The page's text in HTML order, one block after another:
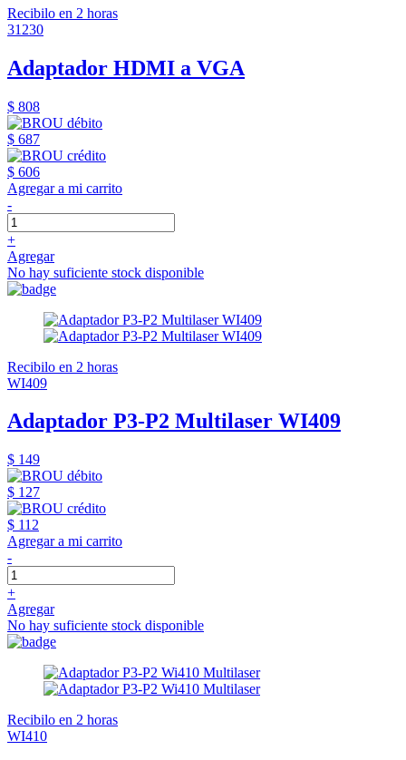
Recibilo en 2 horas
31230
Adaptador HDMI a VGA
$ 808
$ 687
$ 606
Agregar a mi carrito
-
+
Agregar
No hay suficiente stock disponible
Recibilo en 2 horas
WI409
Adaptador P3-P2 Multilaser WI409
$ 149
$ 127
$ 112
Agregar a mi carrito
-
+
Agregar
No hay suficiente stock disponible
Recibilo en 2 horas
WI410